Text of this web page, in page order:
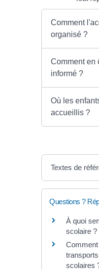
Comment
organisé ?
Comment en
informé ?
Où les
accueillis ?
Textes de
Questions ?
À quoi
scolaire ?
scolaires